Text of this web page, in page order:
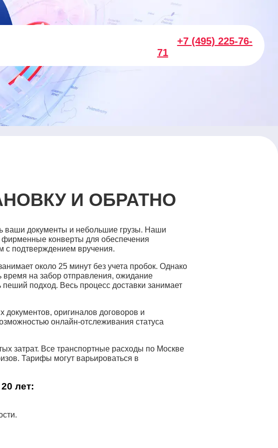
+7 (495) 225-76-
71
И ОБРАТНО
ваши документы и небольшие грузы. Наши
конверты для обеспечения
с подтверждением вручения.
около 25 минут без учета пробок. Однако
время на забор отправления, ожидание
подход. Весь процесс доставки занимает
документов, оригиналов договоров и
онлайн-отслеживания статуса
затрат. Все транспортные расходы по Москве
Тарифы могут варьироваться в
лет: